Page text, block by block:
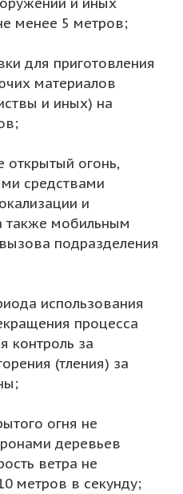
менее 5 метров;
для приготовления
материалов
и иных) на
открытый огонь,
средствами
и
также мобильным
подразделения
использования
процесса
контроль за
(тления) за
огня не
деревьев
ветра не
метров в секунду;